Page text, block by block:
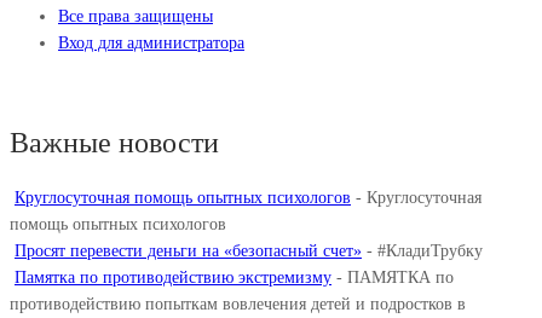
Все права защищены
Вход для администратора
Важные новости
Круглосуточная помощь опытных психологов - Круглосуточная
помощь опытных психологов
Просят перевести деньги на «безопасный счет» - #КладиТрубку
Памятка по противодействию экстремизму - ПАМЯТКА по
противодействию попыткам вовлечения детей и подростков в